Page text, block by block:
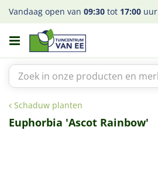
a
Schaduw planten
Vandaag open van 09:30 tot 17:00 uur
Euphorbia 'Ascot Rainbow'